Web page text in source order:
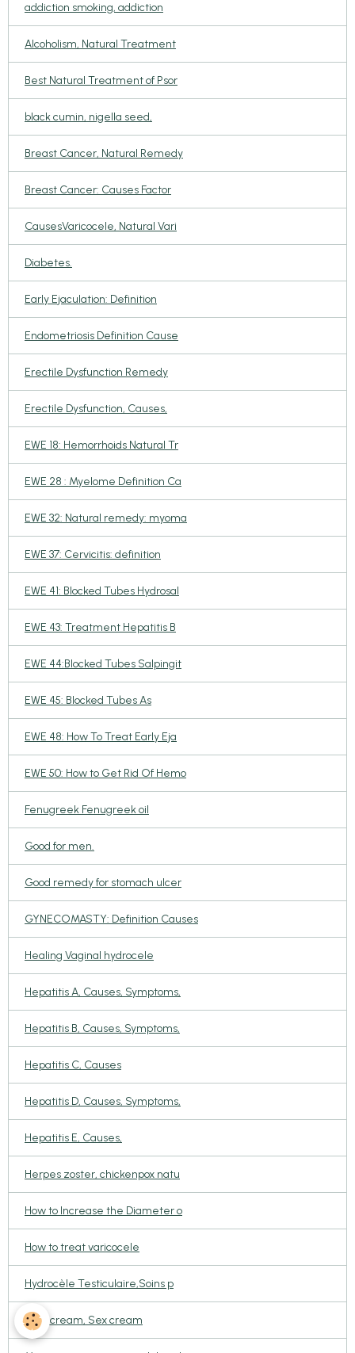
addiction smoking, addiction
Alcoholism, Natural Treatment
Best Natural Treatment of Psor
black cumin, nigella seed,
Breast Cancer, Natural Remedy
Breast Cancer: Causes Factor
CausesVaricocele, Natural Vari
Diabetes.
Early Ejaculation: Definition
Endometriosis Definition Cause
Erectile Dysfunction Remedy
Erectile Dysfunction, Causes,
EWE 18: Hemorrhoids Natural Tr
EWE 28 : Myelome Definition Ca
EWE 32: Natural remedy: myoma
EWE 37: Cervicitis: definition
EWE 41: Blocked Tubes Hydrosal
EWE 43: Treatment Hepatitis B
EWE 44:Blocked Tubes Salpingit
EWE 45: Blocked Tubes As
EWE 48: How To Treat Early Eja
EWE 50: How to Get Rid Of Hemo
Fenugreek Fenugreek oil
Good for men.
Good remedy for stomach ulcer
GYNECOMASTY: Definition Causes
Healing Vaginal hydrocele
Hepatitis A, Causes, Symptoms,
Hepatitis B, Causes, Symptoms,
Hepatitis C, Causes
Hepatitis D, Causes, Symptoms,
Hepatitis E, Causes,
Herpes zoster, chickenpox natu
How to Increase the Diameter o
How to treat varicocele
Hydrocèle Testiculaire,Soins p
Love cream, Sex cream